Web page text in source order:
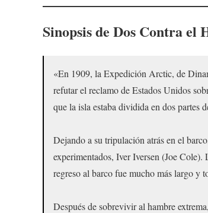
Sinopsis de Dos Contra el
«En 1909, la Expedición Arctic, de
refutar el reclamo de Estados Unidos
que la isla estaba dividida en dos partes
Dejando a su tripulación atrás en el
experimentados, Iver Iversen (Joe
regreso al barco fue mucho más largo y
Después de sobrevivir al hambre